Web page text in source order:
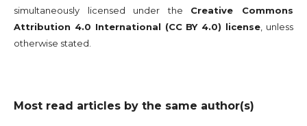
simultaneously licensed under the Creative Commons
Attribution 4.0 International (CC BY 4.0) license , unless
otherwise stated.
Most read articles by the same author(s)